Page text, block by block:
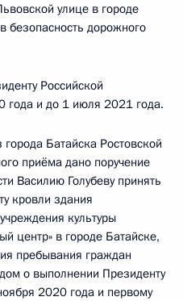
улице в городе
безопасность дорожного
Российской
года и до 1 июля 2021 года.
Батайска Ростовской
приёма дано поручение
Василию Голубеву принять
кровли здания
культуры
центр» в городе Батайске,
пребывания граждан
о выполнении Президенту
2020 года и первому